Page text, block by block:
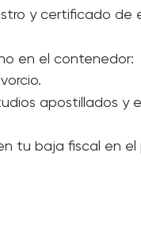
y certificado de
en el contenedor: